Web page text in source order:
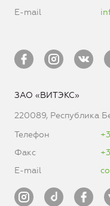
E-mail
ЗАО «ВИТЭКС»
220089, Республика
Телефон
Факс
E-mail